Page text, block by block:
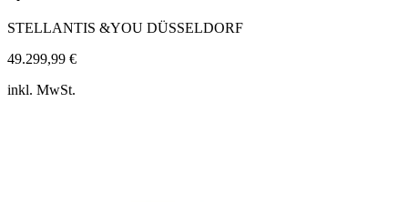
STELLANTIS &YOU DÜSSELDORF
49.299,99 €
inkl. MwSt.